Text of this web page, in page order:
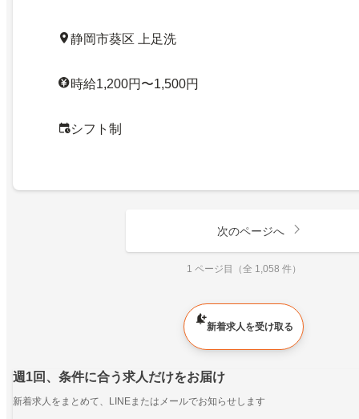
静岡市葵区 上足洗
時給1,200円〜1,500円
シフト制
次のページへ
1 ページ目（全 1,058 件）
新着求人を受け取る
週1回、条件に合う求人だけをお届け
新着求人をまとめて、LINEまたはメールでお知らせします